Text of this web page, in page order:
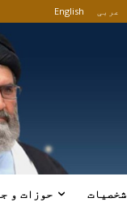
English عربی
شخصیات حوزات و